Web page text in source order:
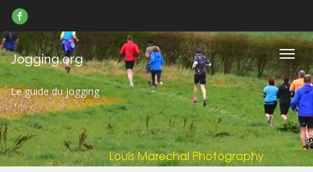
sur
Facebook
Jogging.org
Le guide du jogging